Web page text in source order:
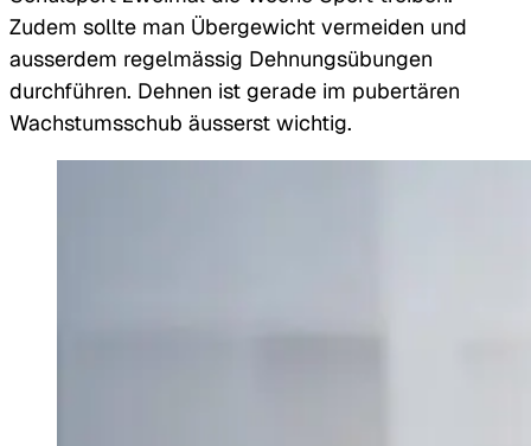
Zudem sollte man Übergewicht vermeiden und
ausserdem regelmässig Dehnungsübungen
durchführen. Dehnen ist gerade im pubertären
Wachstumsschub äusserst wichtig.